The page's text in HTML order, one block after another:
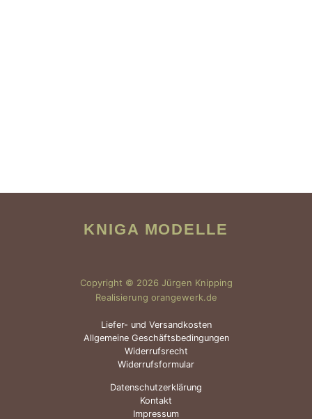
KNIGA MODELLE
Copyright © 2026 Jürgen Knipping
Realisierung orangewerk.de
Liefer- und Versandkosten
Allgemeine Geschäftsbedingungen
Widerrufsrecht
Widerrufsformular
Datenschutzerklärung
Kontakt
Impressum